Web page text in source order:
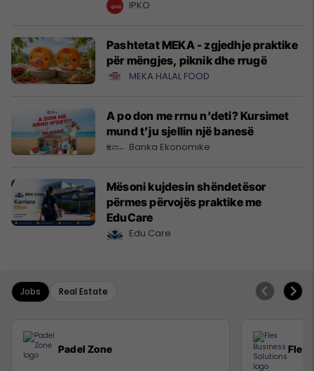
krijuesve
IPKO
Pashtetat MEKA - zgjedhje praktike
për mëngjes, piknik dhe rrugë
MEKA HALAL FOOD
A po don me rrnu n’deti? Kursimet
mund t’ju sjellin një banesë
Banka Ekonomike
Mësoni kujdesin shëndetësor
përmes përvojës praktike me
EduCare
Edu Care
Jobs Real Estate
Padel Zone Flex